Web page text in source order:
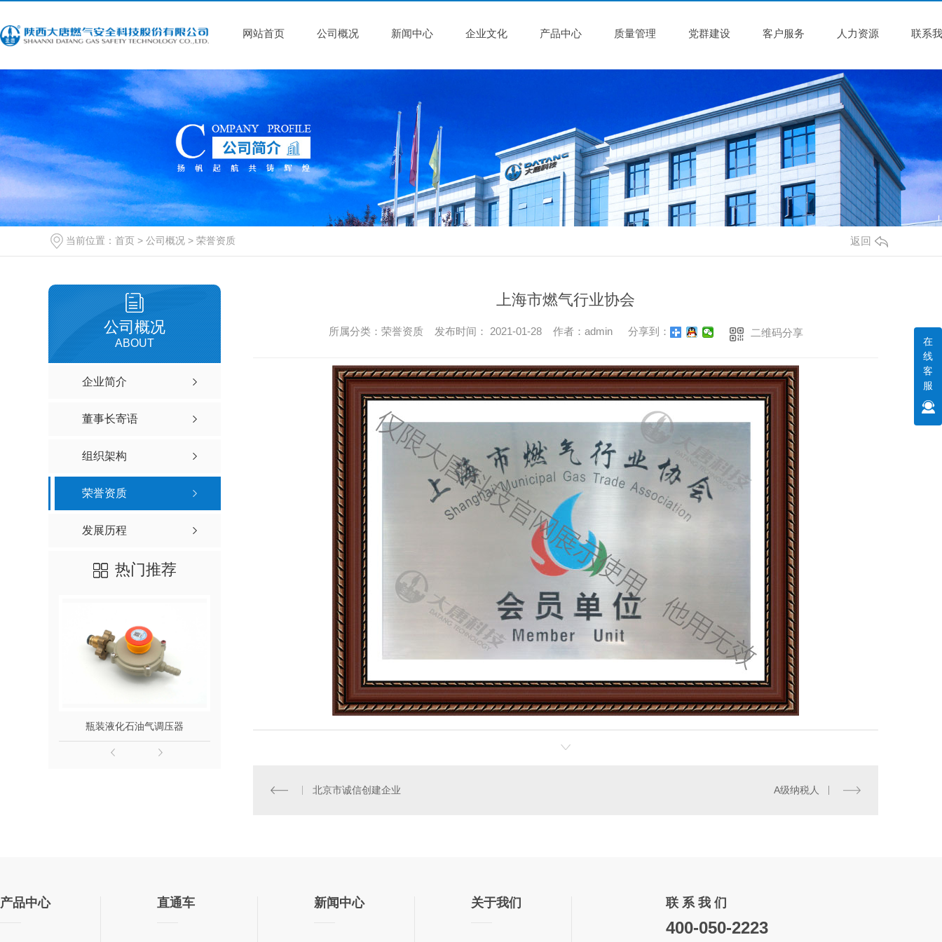
网站首页 公司概况 新闻中心 企业文化 产品中心 质量管理 党群建设 客户服务 人力资源 联系
当前位置： 首页 > 公司概况 > 荣誉资质 返回
公司概况
ABOUT
企业简介
董事长寄语
组织架构
荣誉资质
发展历程
热门推荐
瓶装液化石油气调压器
上海市燃气行业协会
所属分类：荣誉资质 发布时间： 2021-01-28 作者：admin 分享到： 二维码分享
北京市诚信创建企业 A级纳税人
产品中心 直通车 新闻中心 关于我们 联 系 我 们
400-050-2223
在
线
客
服